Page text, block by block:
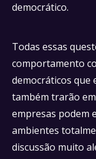
democrático.
Todas essas
comportamento
democráticos que
também trarão
empresas podem
ambientes
discussão muito